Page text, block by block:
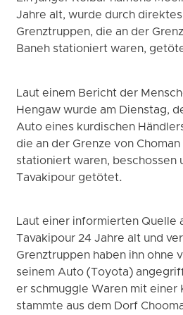
Jahre alt, wurde durch
Grenztruppen, die an der
Baneh stationiert waren,
Laut einem Bericht der
Hengaw wurde am Dienstag,
Auto eines kurdischen
die an der Grenze von
stationiert waren, beschossen
Tavakipour getötet.
Laut einer informierten Quelle
Tavakipour 24 Jahre alt und
Grenztruppen haben ihn ohne
seinem Auto (Toyota)
er schmuggle Waren mit einer
stammte aus dem Dorf